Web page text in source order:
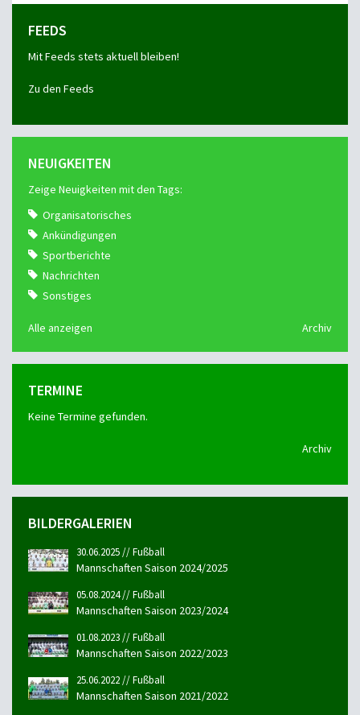
FEEDS
Mit Feeds stets aktuell bleiben!
Zu den Feeds
NEUIGKEITEN
Zeige Neuigkeiten mit den Tags:
Organisatorisches
Ankündigungen
Sportberichte
Nachrichten
Sonstiges
Alle anzeigen Archiv
TERMINE
Keine Termine gefunden.
Archiv
BILDERGALERIEN
30.06.2025 // Fußball
Mannschaften Saison 2024/2025
05.08.2024 // Fußball
Mannschaften Saison 2023/2024
01.08.2023 // Fußball
Mannschaften Saison 2022/2023
25.06.2022 // Fußball
Mannschaften Saison 2021/2022